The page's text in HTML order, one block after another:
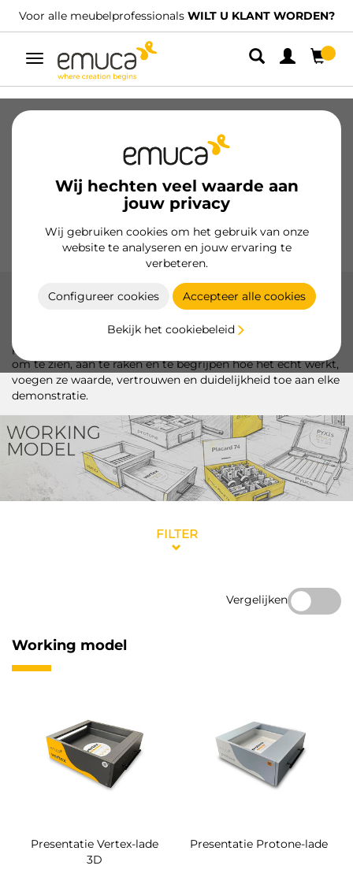
Voor alle meubelprofessionals WILT U KLANT WORDEN?
Umschaltbare
Navigation
Wij hechten veel waarde aan
jouw privacy
Wij gebruiken cookies om het gebruik van onze
website te analyseren en jouw ervaring te
verbeteren.
Configureer cookies Accepteer alle cookies
Bekijk het cookiebeleid
Geleiders voor laden
Glijders Keuken
Handgrepen
Presentatiemeubels
Working model
De exposanten van Emuca bieden meer dan alleen een
presentatie: ze laten u het product live ervaren. Ontworpen
om te zien, aan te raken en te begrijpen hoe het echt werkt,
voegen ze waarde, vertrouwen en duidelijkheid toe aan elke
demonstratie.
FILTER
Vergelijken
Working model
Presentatie Vertex-lade
3D
Presentatie Protone-lade